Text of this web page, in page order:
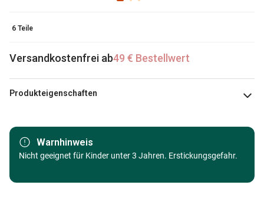
6 Teile
Versandkostenfrei ab49 € Bestellwert
Produkteigenschaften
Marke Jig & Puz
Kategorie Sortierkästen
Alter
Puzzle für Erwachsene (500 bis
Warnhinweis
Nicht geeignet für Kinder unter 3 Jahren. Erstickungsgefahr.